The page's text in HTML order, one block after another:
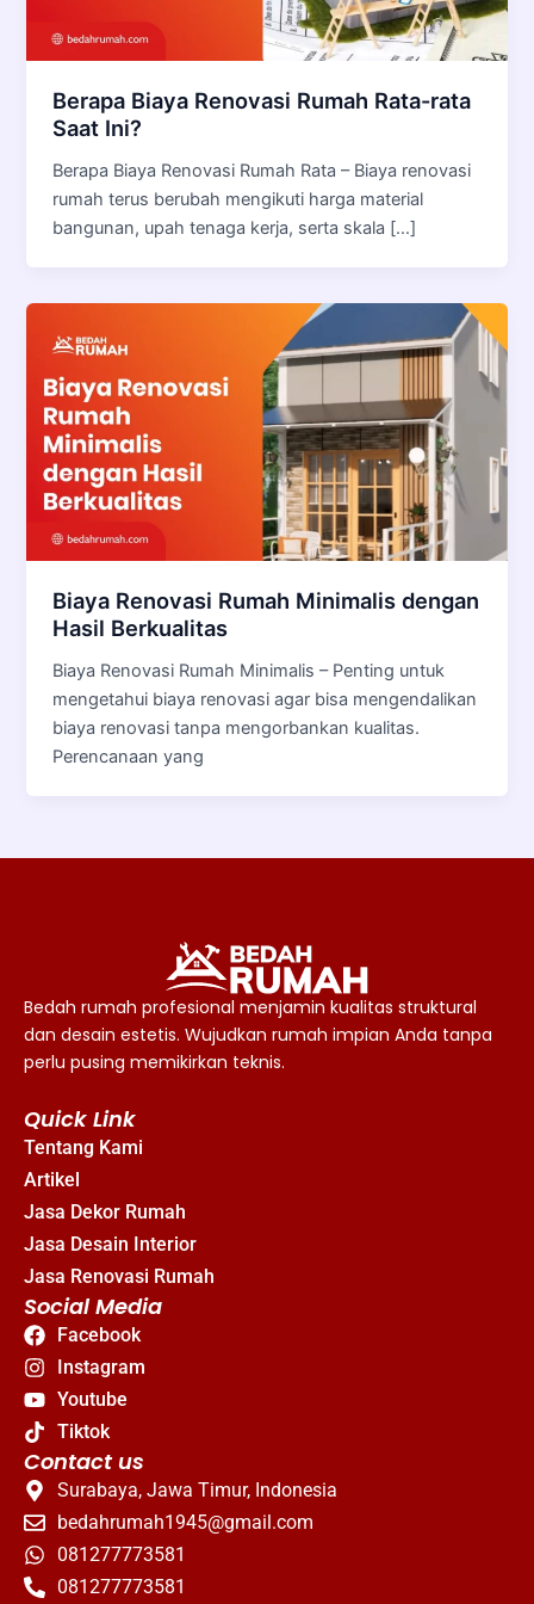
Berapa Biaya Renovasi Rumah Rata-rata
Saat Ini?
Berapa Biaya Renovasi Rumah Rata – Biaya renovasi
rumah terus berubah mengikuti harga material
bangunan, upah tenaga kerja, serta skala […]
Biaya Renovasi Rumah Minimalis dengan
Hasil Berkualitas
Biaya Renovasi Rumah Minimalis – Penting untuk
mengetahui biaya renovasi agar bisa mengendalikan
biaya renovasi tanpa mengorbankan kualitas.
Perencanaan yang
Bedah rumah profesional menjamin kualitas struktural
dan desain estetis. Wujudkan rumah impian Anda tanpa
perlu pusing memikirkan teknis.
Quick Link
Tentang Kami
Artikel
Jasa Dekor Rumah
Jasa Desain Interior
Jasa Renovasi Rumah
Social Media
Facebook
Instagram
Youtube
Tiktok
Contact us
Surabaya, Jawa Timur, Indonesia
bedahrumah1945@gmail.com
081277773581
081277773581